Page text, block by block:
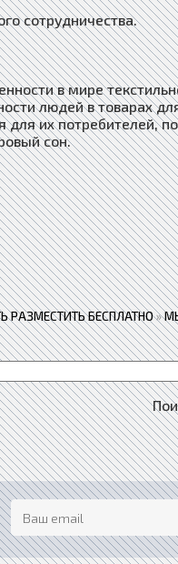
сотрудничества.
в мире
людей в товарах
их потребителей,
сон.
РАЗМЕСТИТЬ БЕСПЛАТНО»